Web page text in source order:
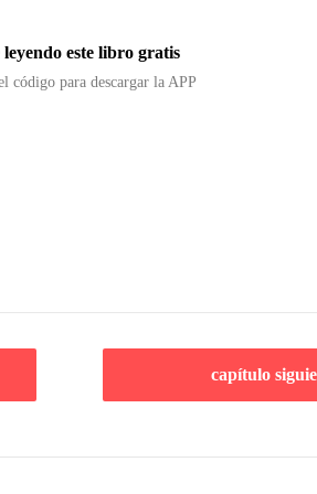
leyendo este libro gratis
código para descargar la APP
capítulo